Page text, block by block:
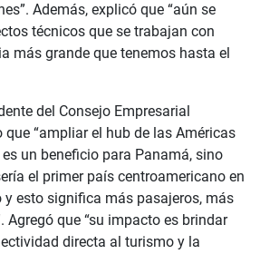
Además, explicó que “aún se
técnicos que se trabajan con
más grande que tenemos hasta el
del Consejo Empresarial
que “ampliar el hub de las Américas
un beneficio para Panamá, sino
el primer país centroamericano en
y esto significa más pasajeros, más
Agregó que “su impacto es brindar
directa al turismo y la